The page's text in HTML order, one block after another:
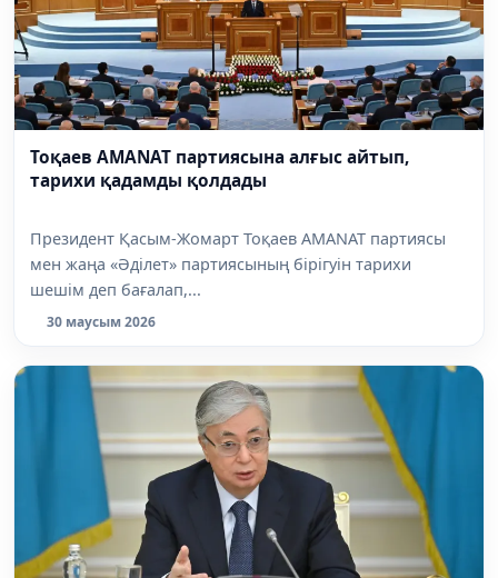
Тоқаев AMANAT партиясына алғыс айтып,
тарихи қадамды қолдады
Президент Қасым-Жомарт Тоқаев AMANAT партиясы
мен жаңа «Әділет» партиясының бірігуін тарихи
шешім деп бағалап,...
30 маусым 2026